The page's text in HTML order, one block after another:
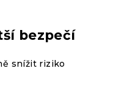
bezpečí
snížit riziko